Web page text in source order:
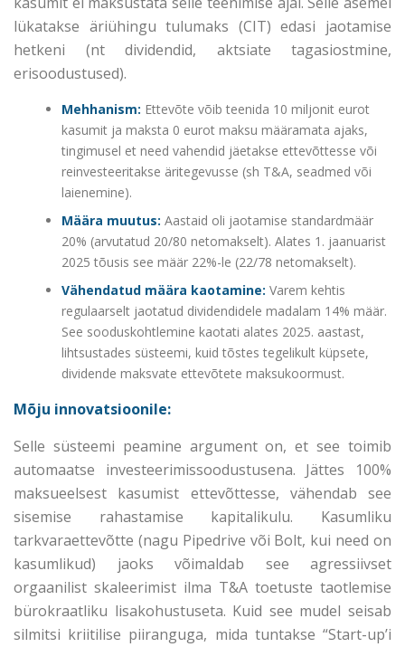
lükatakse äriühingu tulumaks (CIT) edasi jaotamise
hetkeni (nt dividendid, aktsiate tagasiostmine,
erisoodustused).
Mehhanism: Ettevõte võib teenida 10 miljonit eurot
kasumit ja maksta 0 eurot maksu määramata ajaks,
tingimusel et need vahendid jäetakse ettevõttesse või
reinvesteeritakse äritegevusse (sh T&A, seadmed või
laienemine).
Määra muutus: Aastaid oli jaotamise standardmäär
20% (arvutatud 20/80 netomakselt). Alates 1. jaanuarist
2025 tõusis see määr 22%-le (22/78 netomakselt).
Vähendatud määra kaotamine: Varem kehtis
regulaarselt jaotatud dividendidele madalam 14% määr.
See sooduskohtlemine kaotati alates 2025. aastast,
lihtsustades süsteemi, kuid tõstes tegelikult küpsete,
dividende maksvate ettevõtete maksukoormust.
Mõju innovatsioonile:
Selle süsteemi peamine argument on, et see toimib
automaatse investeerimissoodustusena. Jättes 100%
maksueelsest kasumist ettevõttesse, vähendab see
sisemise rahastamise kapitalikulu. Kasumliku
tarkvaraettevõtte (nagu Pipedrive või Bolt, kui need on
kasumlikud) jaoks võimaldab see agressiivset
orgaanilist skaleerimist ilma T&A toetuste taotlemise
bürokraatliku lisakohustuseta. Kuid see mudel seisab
silmitsi kriitilise piiranguga, mida tuntakse “Start-up’i